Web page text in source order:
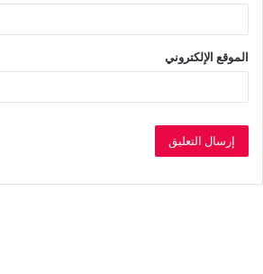
الموقع الإلكتروني